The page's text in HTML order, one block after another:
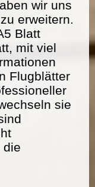
wir uns
erweitern.
Blatt
mit viel
Flugblätter
sie
die